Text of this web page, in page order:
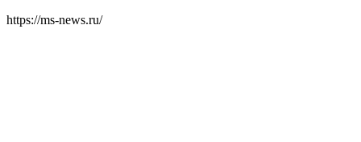
https://ms-news.ru/